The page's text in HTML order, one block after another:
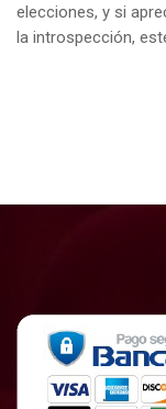
elecciones, y si
la introspección,